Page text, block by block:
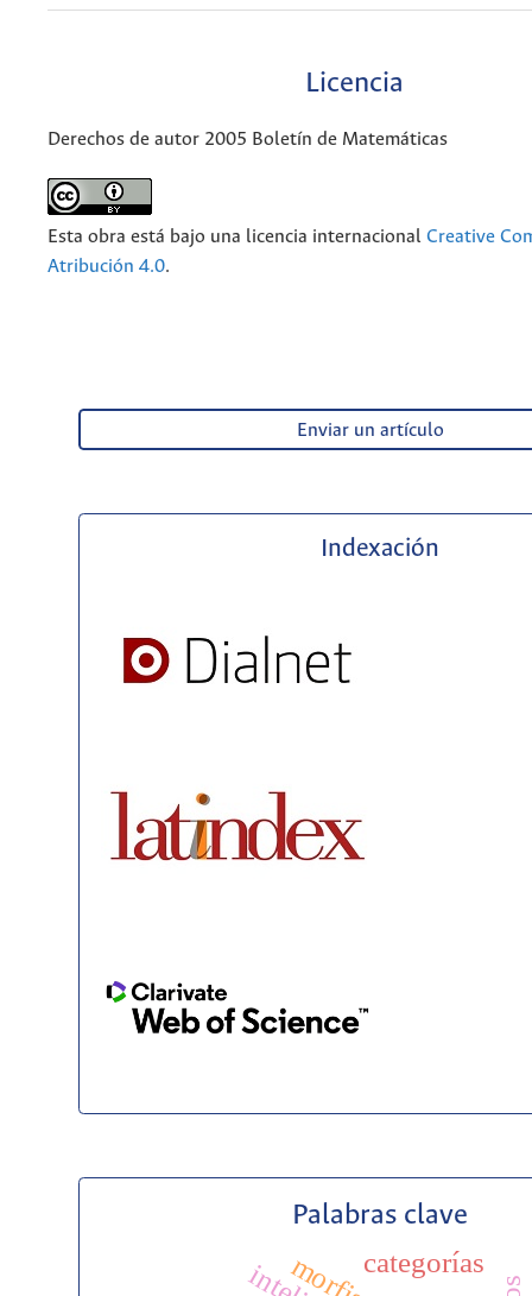
Licencia
Derechos de autor 2005 Boletín de Matemáticas
Esta obra está bajo una licencia internacional Creative
Atribución 4.0.
Enviar un artículo
Indexación
Palabras clave
categorías